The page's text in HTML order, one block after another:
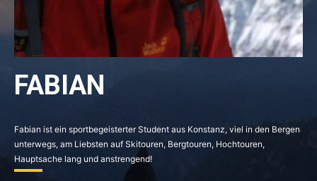
FABIAN
Fabian ist ein sportbegeisterter Student aus Konstanz, viel in den Bergen
unterwegs, am Liebsten auf Skitouren, Bergtouren, Hochtouren,
Hauptsache lang und anstrengend!